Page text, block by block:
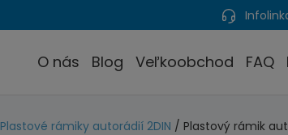
O nás Blog Veľkoobchod FAQ
Plastové rámiky autorádií 2DIN / Plastový rámik